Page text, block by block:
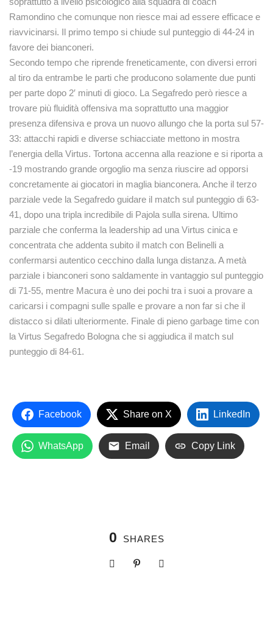
Ramondino che comunque non riesce mai ad essere efficace e
riavvicinarsi. Il primo tempo si chiude sul punteggio di 44-24 in
favore dei bianconeri.
Secondo tempo che riprende freneticamente, con diversi errori
al tiro da entrambe le parti che producono solamente due punti
per parte dopo 2′ minuti di gioco. La Segafredo però riesce a
trovare più fluidità offensiva ma soprattutto una maggior
presenza difensiva e prova un nuovo allungo che la porta sul 57-
33: attacchi rapidi e diverse schiacciate mettono in mostra
l’energia della Virtus. Tortona accenna alla reazione e si riporta a
-19 mostrando grande orgoglio ma senza riuscire ad opporsi
concretamente ai giocatori in maglia bianconera. Anche il terzo
parziale vede la Segafredo guidare il match sul punteggio di 63-
41, dopo una tripla incredibile di Pajola sulla sirena. Ultimo
parziale che conferma la leadership ad una Virtus cinica e
concentrata che addenta subito il match con Belinelli a
confermarsi autentico cecchino dalla lunga distanza. A metà
parziale i bianconeri sono saldamente in vantaggio sul punteggio
di 71-55, mentre Macura è uno dei pochi tra i suoi a provare a
caricarsi i compagni sulle spalle e provare a non far si che il
distacco si dilati ulteriormente. Finale di pieno garbage time con
la Virtus Segafredo Bologna che si aggiudica il match sul
punteggio di 84-61.
Facebook Share on X LinkedIn
WhatsApp Email Copy Link
0 SHARES